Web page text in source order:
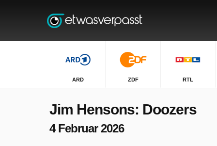
ARD ZDF RTL
Jim Hensons: Doozers
4 Februar 2026